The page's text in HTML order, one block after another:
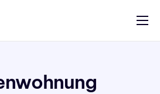
Betriebe